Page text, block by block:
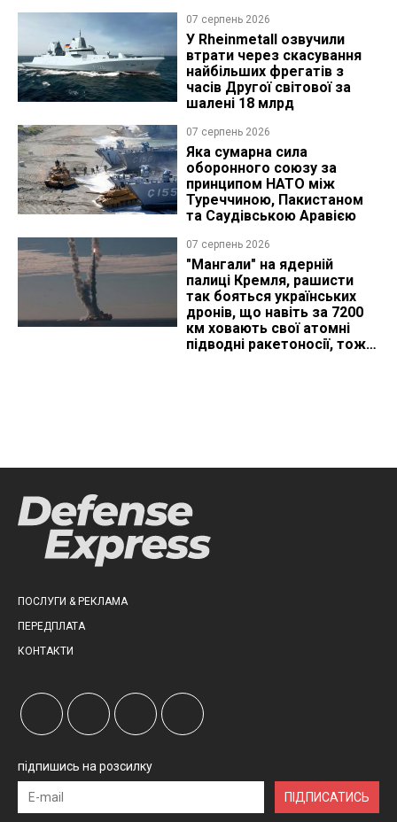
07 серпень 2026
У Rheinmetall озвучили
втрати через скасування
найбільших фрегатів з
часів Другої світової за
шалені 18 млрд
07 серпень 2026
Яка сумарна сила
оборонного союзу за
принципом НАТО між
Туреччиною, Пакистаном
та Саудівською Аравією
07 серпень 2026
"Мангали" на ядерній
палиці Кремля, рашисти
так бояться українських
дронів, що навіть за 7200
км ховають свої атомні
підводні ракетоносії, тож
ПОСЛУГИ & РЕКЛАМА
ПЕРЕДПЛАТА
КОНТАКТИ
підпишись на розсилку
ПІДПИСАТИСЬ